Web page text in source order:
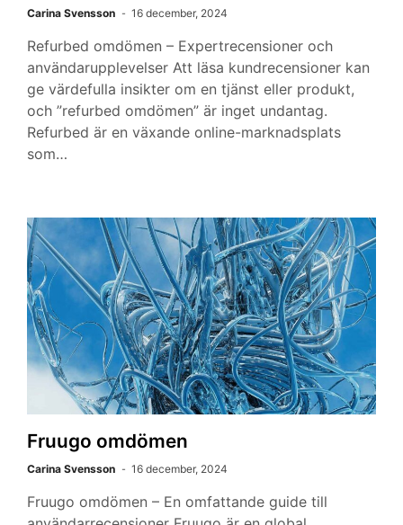
Carina Svensson 16 december, 2024
Refurbed omdömen – Expertrecensioner och
användarupplevelser Att läsa kundrecensioner kan
ge värdefulla insikter om en tjänst eller produkt,
och ”refurbed omdömen” är inget undantag.
Refurbed är en växande online-marknadsplats
som…
Fruugo omdömen
Carina Svensson 16 december, 2024
Fruugo omdömen – En omfattande guide till